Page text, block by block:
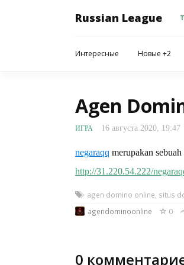
Russian League
Интересные Новые +2
Agen
ИГРА 16 августа 2020, 19:47
negaraqq merupakan
http://31.220.54.222/
agen domino online situs
agendominoonline
0
0